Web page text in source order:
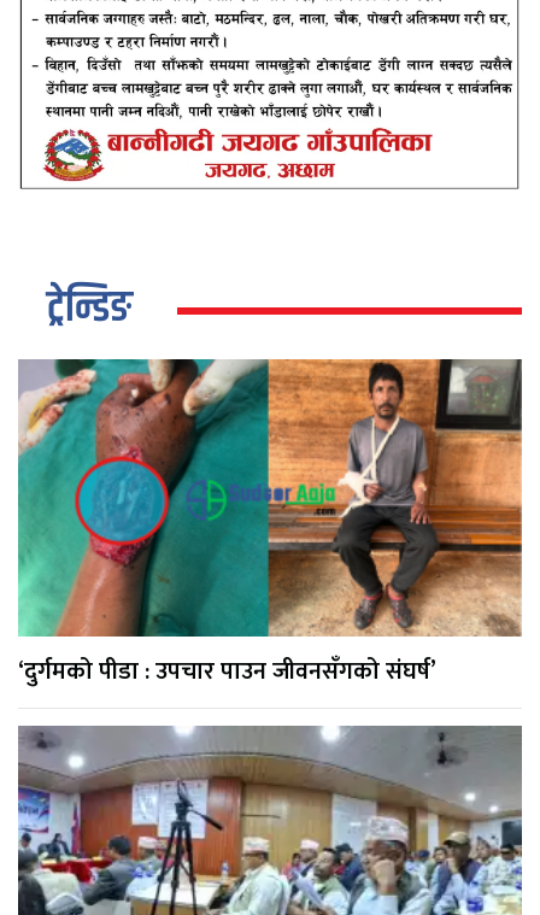
ट्रेन्डिङ
‘दुर्गमको पीडा : उपचार पाउन जीवनसँगको संघर्ष’